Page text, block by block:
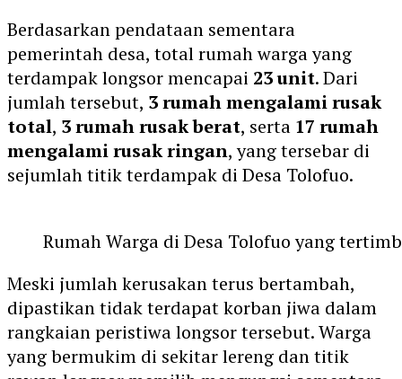
Berdasarkan pendataan sementara
pemerintah desa, total rumah warga yang
terdampak longsor mencapai 23 unit. Dari
jumlah tersebut, 3 rumah mengalami rusak
total, 3 rumah rusak berat, serta 17 rumah
mengalami rusak ringan, yang tersebar di
sejumlah titik terdampak di Desa Tolofuo.
Rumah Warga di Desa Tolofuo yang
Meski jumlah kerusakan terus bertambah,
dipastikan tidak terdapat korban jiwa dalam
rangkaian peristiwa longsor tersebut. Warga
yang bermukim di sekitar lereng dan titik